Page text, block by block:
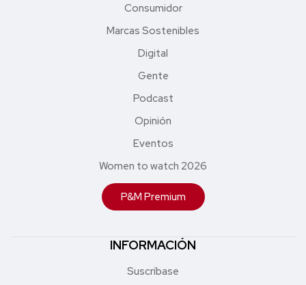
Consumidor
Marcas Sostenibles
Digital
Gente
Podcast
Opinión
Eventos
Women to watch 2026
P&M Premium
INFORMACIÓN
Suscríbase